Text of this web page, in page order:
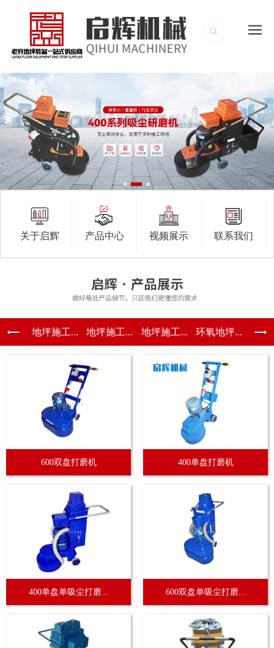
关于启辉 产品中心 视频展示 联系我们
地坪施工... 地坪施工... 地坪施工... 环氧地坪...
600双盘打磨机 400单盘打磨机
400单盘单吸尘打磨... 600双盘单吸尘打磨...